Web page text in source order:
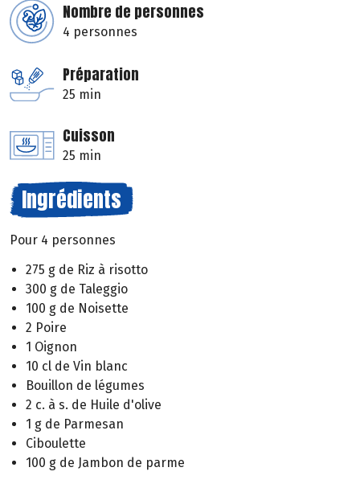
Nombre de personnes
4 personnes
Préparation
25 min
Cuisson
25 min
Ingrédients
Pour 4 personnes
275 g de Riz à risotto
300 g de Taleggio
100 g de Noisette
2 Poire
1 Oignon
10 cl de Vin blanc
Bouillon de légumes
2 c. à s. de Huile d'olive
1 g de Parmesan
Ciboulette
100 g de Jambon de parme